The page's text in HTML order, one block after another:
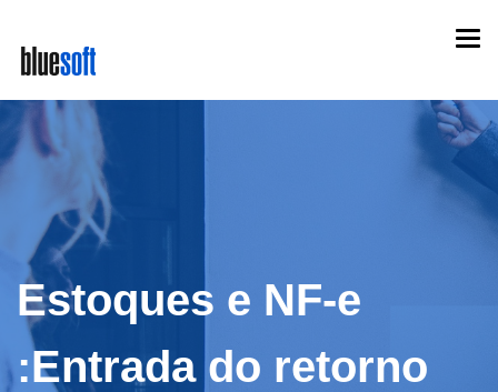
main
content
Estoques e NF-e
:Entrada do retorno